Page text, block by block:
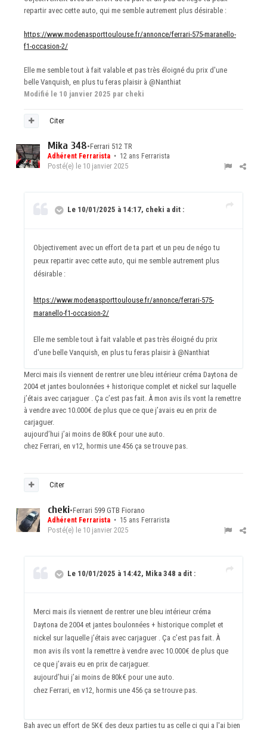
repartir avec cette auto, qui me semble autrement plus désirable :
https://www.modenasporttoulouse.fr/annonce/ferrari-575-maranello-
f1-occasion-2/
Elle me semble tout à fait valable et pas très éloigné du prix d'une
belle Vanquish, en plus tu feras plaisir à @Nanthiat
Modifié le 10 janvier 2025 par cheki
Citer
Mika 348•Ferrari 512 TR
Adhérent Ferrarista • 12 ans Ferrarista
Posté(e) le 10 janvier 2025
Le 10/01/2025 à 14:17, cheki a dit :
Objectivement avec un effort de ta part et un peu de négo tu
peux repartir avec cette auto, qui me semble autrement plus
désirable :
https://www.modenasporttoulouse.fr/annonce/ferrari-575-
maranello-f1-occasion-2/
Elle me semble tout à fait valable et pas très éloigné du prix
d'une belle Vanquish, en plus tu feras plaisir à @Nanthiat
Merci mais ils viennent de rentrer une bleu intérieur créma Daytona de
2004 et jantes boulonnées + historique complet et nickel sur laquelle
j’étais avec carjaguer . Ça c’est pas fait. À mon avis ils vont la remettre
à vendre avec 10.000€ de plus que ce que j’avais eu en prix de
carjaguer.
aujourd’hui j’ai moins de 80k€ pour une auto.
chez Ferrari, en v12, hormis une 456 ça se trouve pas.
Citer
cheki•Ferrari 599 GTB Fiorano
Adhérent Ferrarista • 15 ans Ferrarista
Posté(e) le 10 janvier 2025
Le 10/01/2025 à 14:42, Mika 348 a dit :
Merci mais ils viennent de rentrer une bleu intérieur créma
Daytona de 2004 et jantes boulonnées + historique complet et
nickel sur laquelle j’étais avec carjaguer . Ça c’est pas fait. À
mon avis ils vont la remettre à vendre avec 10.000€ de plus que
ce que j’avais eu en prix de carjaguer.
aujourd’hui j’ai moins de 80k€ pour une auto.
chez Ferrari, en v12, hormis une 456 ça se trouve pas.
Bah avec un effort de 5K€ des deux parties tu as celle ci qui a l'ai bien